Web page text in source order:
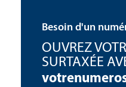
Besoin d'un
OUVREZ
SURTAXÉE